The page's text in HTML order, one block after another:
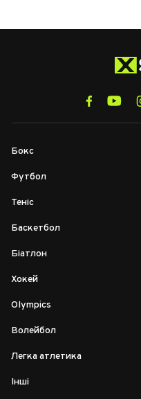
Бокс
Футбол
Теніс
Баскетбол
Біатлон
Хокей
Olympics
Волейбол
Легка атлетика
Інші